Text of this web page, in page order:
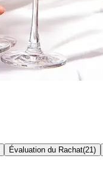
Évaluation du Rachat(21 )